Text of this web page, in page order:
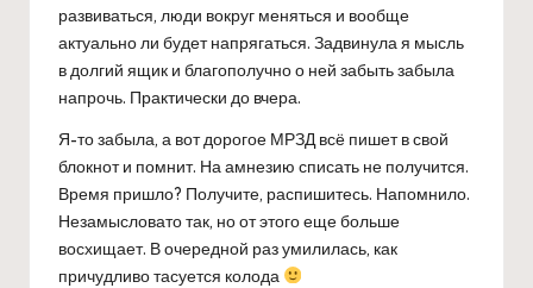
развиваться, люди вокруг меняться и вообще
актуально ли будет напрягаться. Задвинула я мысль
в долгий ящик и благополучно о ней забыть забыла
напрочь. Практически до вчера.
Я-то забыла, а вот дорогое МРЗД всё пишет в свой
блокнот и помнит. На амнезию списать не получится.
Время пришло? Получите, распишитесь. Напомнило.
Незамысловато так, но от этого еще больше
восхищает. В очередной раз умилилась, как
причудливо тасуется колода